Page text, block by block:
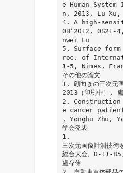
e Human-
n, 2013, Lu Xu,
4. A high-
OB’2012,
nwei Lu
5. Surface
roc. of
1-5, Nimes,
その他の論文
1. 顔向きの三次元
2013（印刷中）, 盧
2.
e cancer
, Yonghu Zhu,
学会発表
1.
三次元画像計測技
総合大会、D-11-85
盧存偉
2. 自動車車体部品